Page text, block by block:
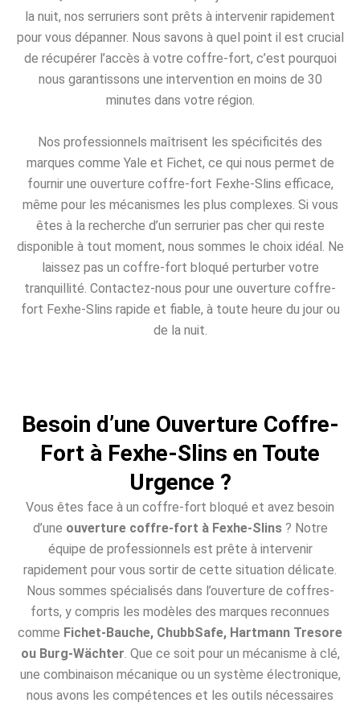
la nuit, nos serruriers sont prêts à intervenir rapidement
pour vous dépanner. Nous savons à quel point il est crucial
de récupérer l’accès à votre coffre-fort, c’est pourquoi
nous garantissons une intervention en moins de 30
minutes dans votre région.
Nos professionnels maîtrisent les spécificités des
marques comme Yale et Fichet, ce qui nous permet de
fournir une ouverture coffre-fort Fexhe-Slins efficace,
même pour les mécanismes les plus complexes. Si vous
êtes à la recherche d’un serrurier pas cher qui reste
disponible à tout moment, nous sommes le choix idéal. Ne
laissez pas un coffre-fort bloqué perturber votre
tranquillité. Contactez-nous pour une ouverture coffre-
fort Fexhe-Slins rapide et fiable, à toute heure du jour ou
de la nuit.
Besoin d’une Ouverture Coffre-
Fort à Fexhe-Slins en Toute
Urgence ?
Vous êtes face à un coffre-fort bloqué et avez besoin
d’une ouverture coffre-fort à Fexhe-Slins? Notre
équipe de professionnels est prête à intervenir
rapidement pour vous sortir de cette situation délicate.
Nous sommes spécialisés dans l’ouverture de coffres-
forts, y compris les modèles des marques reconnues
comme Fichet-Bauche, ChubbSafe, Hartmann Tresore
ou Burg-Wächter . Que ce soit pour un mécanisme à clé,
une combinaison mécanique ou un système électronique,
nous avons les compétences et les outils nécessaires